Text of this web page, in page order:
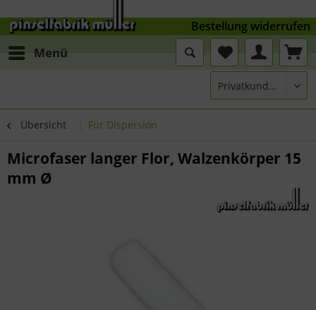
Menü
Übersicht Für Dispersion
Microfaser langer Flor, Walzenkörper 15
mm Ø
Bestellung widerrufen